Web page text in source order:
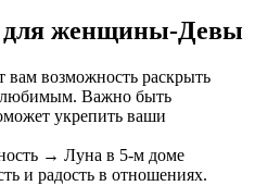
для женщины-Девы
вам возможность раскрыть
любимым. Важно быть
укрепить ваши
→ Луна в 5-м доме
и радость в отношениях.